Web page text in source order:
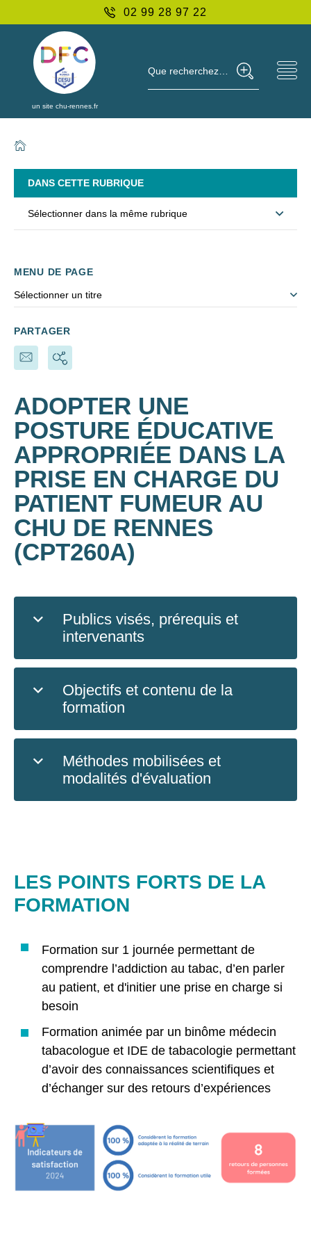
02 99 28 97 22
un site chu-rennes.fr
Que recherchez-vous ?
DANS CETTE RUBRIQUE
Sélectionner dans la même rubrique
MENU DE PAGE
Sélectionner un titre
PARTAGER
ADOPTER UNE
POSTURE ÉDUCATIVE
APPROPRIÉE DANS LA
PRISE EN CHARGE DU
PATIENT FUMEUR AU
CHU DE RENNES
(CPT260A)
Publics visés, prérequis et
intervenants
Objectifs et contenu de la
formation
Méthodes mobilisées et
modalités d'évaluation
LES POINTS FORTS DE LA
FORMATION
Formation sur 1 journée permettant de
comprendre l’addiction au tabac, d’en parler
au patient, et d'initier une prise en charge si
besoin
Formation animée par un binôme médecin
tabacologue et IDE de tabacologie permettant
d’avoir des connaissances scientifiques et
d’échanger sur des retours d’expériences